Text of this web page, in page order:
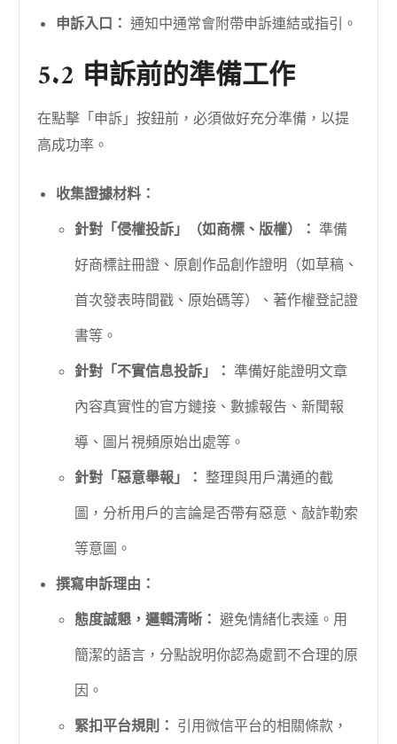
申訴入口： 通知中通常會附帶申訴連結或指引。
5.2 申訴前的準備工作
在點擊「申訴」按鈕前，必須做好充分準備，以提
高成功率。
收集證據材料：
針對「侵權投訴」（如商標、版權）： 準備
好商標註冊證、原創作品創作證明（如草稿、
首次發表時間戳、原始碼等）、著作權登記證
書等。
針對「不實信息投訴」： 準備好能證明文章
內容真實性的官方鏈接、數據報告、新聞報
導、圖片視頻原始出處等。
針對「惡意舉報」： 整理與用戶溝通的截
圖，分析用戶的言論是否帶有惡意、敲詐勒索
等意圖。
撰寫申訴理由：
態度誠懇，邏輯清晰： 避免情緒化表達。用
簡潔的語言，分點說明你認為處罰不合理的原
因。
緊扣平台規則： 引用微信平台的相關條款，